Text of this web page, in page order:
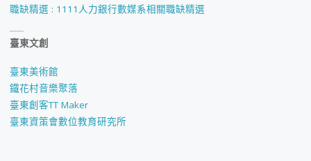
職缺精選 : 1111人力銀行數媒系相關職缺精選
臺東文創
臺東美術館
鐵花村音樂聚落
臺東創客TT Maker
臺東資策會數位教育研究所